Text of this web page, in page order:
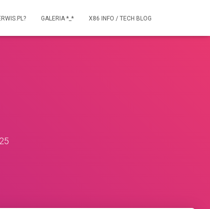
GALERIA *_* X86 INFO / TECH BLOG